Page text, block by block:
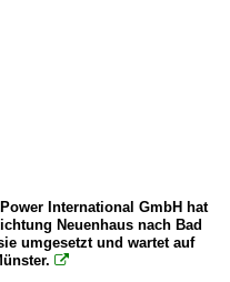
International GmbH hat
Neuenhaus nach Bad
umgesetzt und wartet auf
